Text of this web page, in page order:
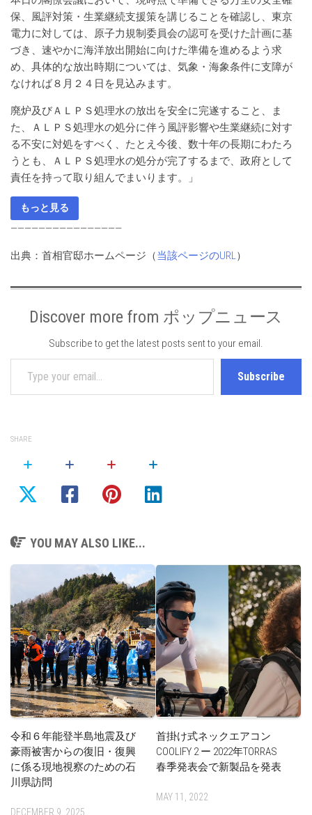
保、風評対策・生業継続支援策を講じることを確認し、東京
電力に対しては、原子力規制委員会の認可を受けた計画に基
づき、速やかに海洋放出開始に向けた準備を進めるよう求
め、具体的な放出時期については、気象・海象条件に支障が
なければ８月２４日を見込みます。
廃炉及びＡＬＰＳ処理水の放出を安全に完遂すること、ま
た、ＡＬＰＳ処理水の処分に伴う風評影響や生業継続に対す
る不安に対処をすべく、たとえ今後、数十年の長期にわたろ
うとも、ＡＬＰＳ処理水の処分が完了するまで、政府として
責任を持って取り組んでまいります。」
もっと見る
————————————————
出典：首相官邸ホームページ（当該ページのURL）
Discover more from ポップニュース
Subscribe to get the latest posts sent to your email.
Type your email…
Subscribe
SHARE
YOU MAY ALSO LIKE...
令和６年能登半島地震及び
豪雨被害からの復旧・復興
に係る現地視察のための石
川県訪問
DECEMBER 9, 2025
首掛け式ネックエアコン
COOLIFY 2 ー 2022年TORRAS
春季発表会で新製品を発表
MAY 11, 2022